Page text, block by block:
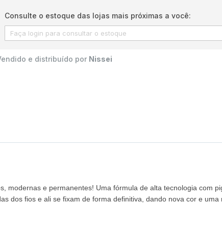
Consulte o estoque das lojas mais próximas a você:
e distribuído por Nissei
e permanentes! Uma fórmula de alta tecnologia com
dos fios e ali se fixam de forma definitiva, dando nova cor e uma